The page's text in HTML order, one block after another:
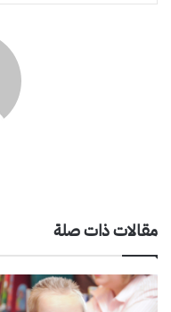
مقالات ذات صلة